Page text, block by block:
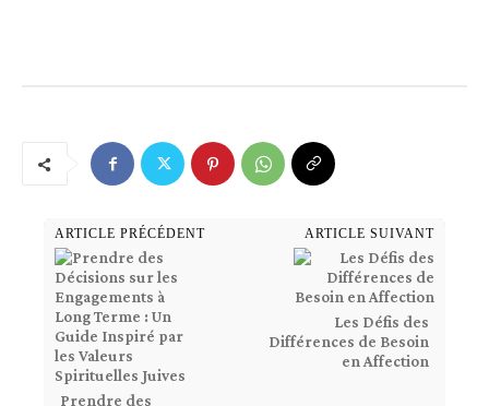
ARTICLE PRÉCÉDENT
Prendre des
ARTICLE SUIVANT
Les Défis des
Différences de Besoin
en Affection